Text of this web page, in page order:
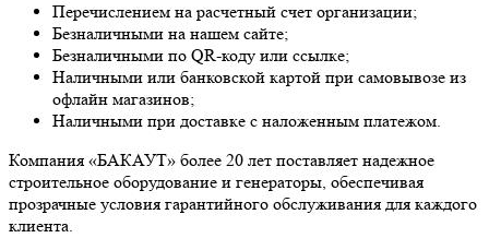
Перечислением на расчетный счет организации;
Безналичными на нашем сайте;
Безналичными по QR-коду или ссылке;
Наличными или банковской картой при самовывозе из
офлайн магазинов;
Наличными при доставке с наложенным платежом.
Компания «БАКАУТ» более 20 лет поставляет надежное
строительное оборудование и генераторы, обеспечивая
прозрачные условия гарантийного обслуживания для каждого
клиента.